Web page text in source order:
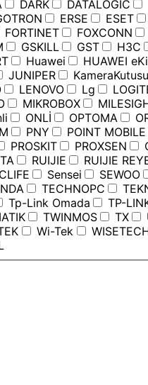
DARK DATALOGIC
ERSE ESET
FORTINET FOXCONN
GSKILL GST H3C
Huawei HUAWEI
JUNIPER KameraKutusu
LENOVO Lg
MIKROBOX
ONLİ OPTOMA
PNY POINT MOBILE
PROSKIT PROXSEN
RUIJIE RUIJIE
Sensei SEWOO
TECHNOPC
Tp-Link Omada TP-
TWINMOS TX
Wi-Tek